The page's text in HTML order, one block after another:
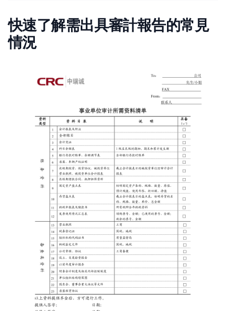
快速了解需出具審計報告的常見
情況